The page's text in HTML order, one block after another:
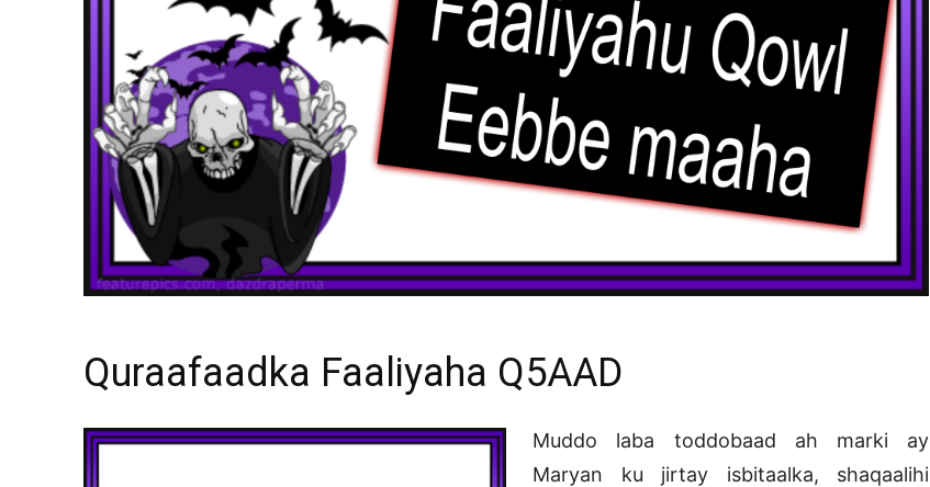
Quraafaadka Faaliyaha Q5AAD
Muddo laba toddobaad ah marki ay
Maryan ku jirtay isbitaalka, shaqaalihi